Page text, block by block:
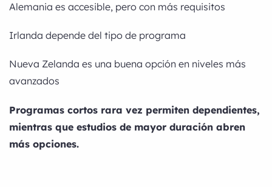
Alemania es accesible, pero con más requisitos
Irlanda depende del tipo de programa
Nueva Zelanda es una buena opción en niveles más
avanzados
Programas cortos rara vez permiten dependientes,
mientras que estudios de mayor duración abren
más opciones.